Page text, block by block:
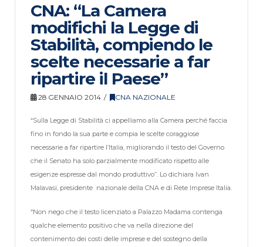
CNA: “La Camera
modifichi la Legge di
Stabilità, compiendo le
scelte necessarie a far
ripartire il Paese”
28 GENNAIO 2014 CNA NAZIONALE
“Sulla Legge di Stabilità ci appelliamo alla Camera perché faccia
fino in fondo la sua parte e compia le scelte coraggiose
necessarie a far ripartire l’Italia, migliorando il testo del Governo
che il Senato ha solo parzialmente modificato rispetto alle
esigenze espresse dal mondo produttivo”. Lo dichiara Ivan
Malavasi, presidente nazionale della CNA e di Rete Imprese Italia.
“Non nego che il testo licenziato a Palazzo Madama contenga
qualche elemento positivo che va nella direzione del
contenimento dei costi delle imprese e del sostegno della